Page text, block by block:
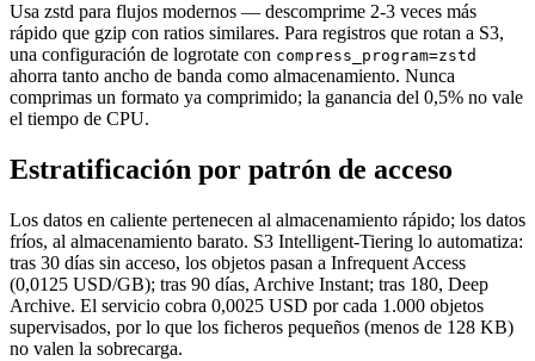
Usa zstd para flujos modernos — descomprime 2-3 veces más
rápido que gzip con ratios similares. Para registros que rotan a S3,
una configuración de logrotate con compress_program=zstd
ahorra tanto ancho de banda como almacenamiento. Nunca
comprimas un formato ya comprimido; la ganancia del 0,5% no vale
el tiempo de CPU.
Estratificación por patrón de acceso
Los datos en caliente pertenecen al almacenamiento rápido; los datos
fríos, al almacenamiento barato. S3 Intelligent-Tiering lo automatiza:
tras 30 días sin acceso, los objetos pasan a Infrequent Access
(0,0125 USD/GB); tras 90 días, Archive Instant; tras 180, Deep
Archive. El servicio cobra 0,0025 USD por cada 1.000 objetos
supervisados, por lo que los ficheros pequeños (menos de 128 KB)
no valen la sobrecarga.